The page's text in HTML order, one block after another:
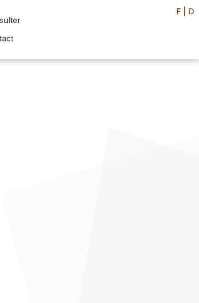
F D